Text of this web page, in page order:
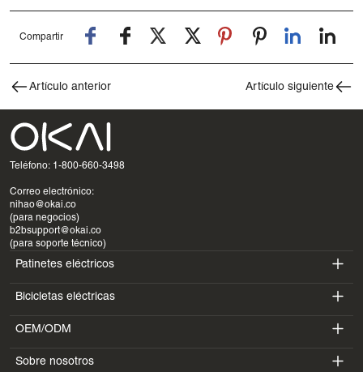
Compartir
Artículo anterior Artículo siguiente
Teléfono: 1-800-660-3498
Correo electrónico:
nihao@okai.co
(para negocios)
b2bsupport@okai.co
(para soporte técnico)
Patinetes eléctricos
ES400A
ES410
ES600P
Bicicletas eléctricas
EB100B
EB300
OEM/ODM
SV3
Sobre nosotros